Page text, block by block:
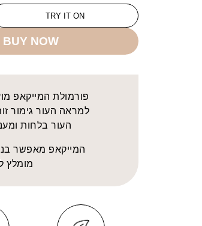
out
or
unavailable
TRY IT ON
BUY NOW
פורמולת המייקאפ
למראה העור גימור
העור בלחות
המייקאפ מאפשר
מומלץ